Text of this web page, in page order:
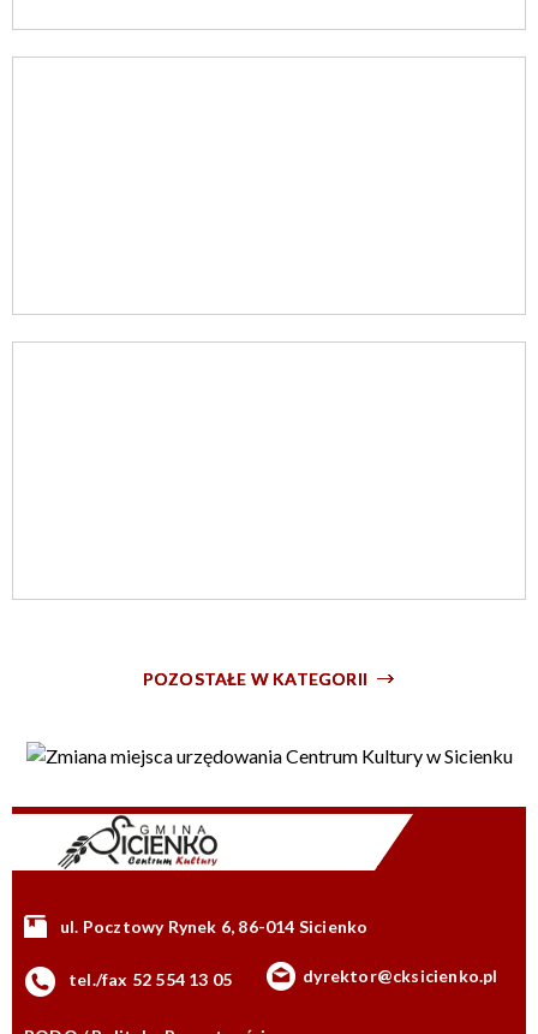
POZOSTAŁE W KATEGORII
ul. Pocztowy Rynek 6, 86-014 Sicienko
tel./fax 52 554 13 05 dyrektor@cksicienko.pl